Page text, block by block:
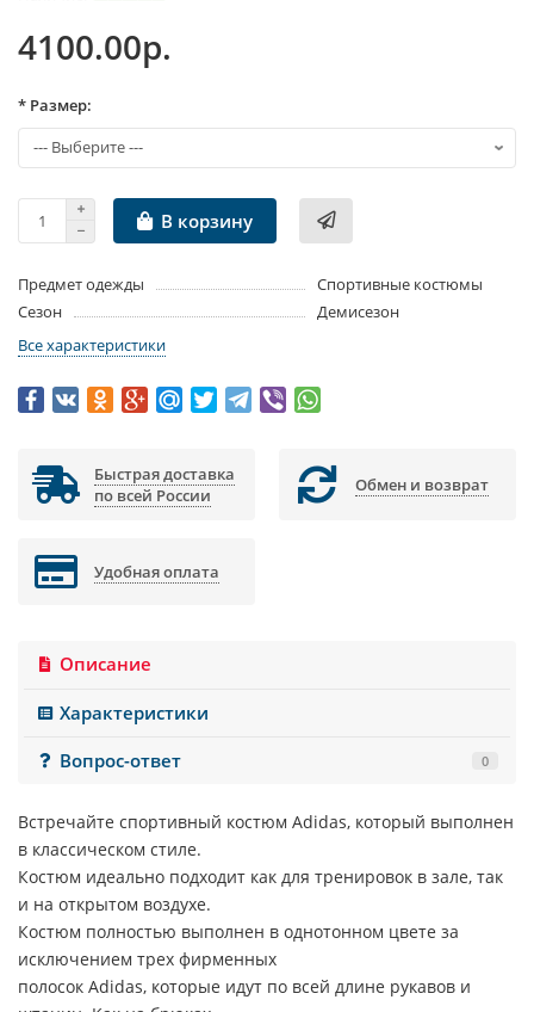
4100.00р.
* Размер:
В корзину
Предмет одежды
Спортивные костюмы
Сезон
Демисезон
Все характеристики
Быстрая доставка
по всей России
Обмен и возврат
Удобная оплата
Описание
Характеристики
Вопрос-ответ
0
Встречайте спортивный костюм Adidas, который выполнен
в классическом стиле.
Костюм идеально подходит как для тренировок в зале, так
и на открытом воздухе.
Костюм полностью выполнен в однотонном цвете за
исключением трех фирменных
полосок Adidas, которые идут по всей длине рукавов и